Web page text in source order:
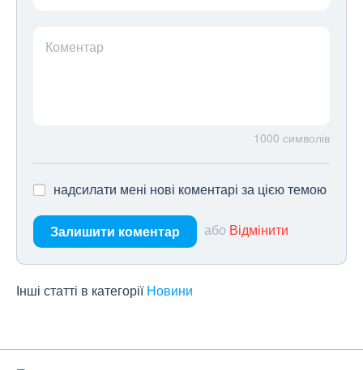
Коментар
1000 символів
надсилати мені нові коментарі за цією темою
Залишити коментар або Відмінити
Інші статті в категорії Новини